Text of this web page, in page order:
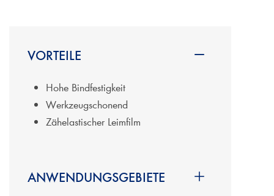
VORTEILE
Hohe Bindfestigkeit
Werkzeugschonend
Zähelastischer Leimfilm
ANWENDUNGSGEBIETE